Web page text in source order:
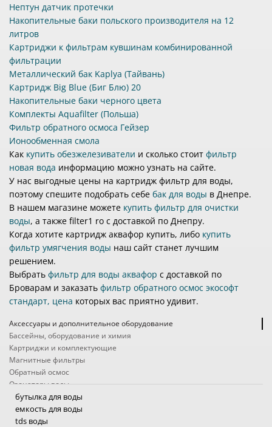
Нептун датчик протечки
Накопительные баки польского производителя на 12
литров
Картриджи к фильтрам кувшинам комбинированной
фильтрации
Металлический бак Kaplya (Тайвань)
Картридж Big Blue (Биг Блю) 20
Накопительные баки черного цвета
Комплекты Aquafilter (Польша)
Фильтр обратного осмоса Гейзер
Ионообменная смола
Как купить обезжелезиватели и сколько стоит фильтр
новая вода информацию можно узнать на сайте.
У нас выгодные цены на картридж фильтр для воды,
поэтому спешите подобрать себе бак для воды в Днепре.
В нашем магазине можете купить фильтр для очистки
воды, а также filter1 ro с доставкой по Днепру.
Когда хотите картридж аквафор купить, либо купить
фильтр умягчения воды наш сайт станет лучшим
решением.
Выбрать фильтр для воды аквафор с доставкой по
Броварам и заказать фильтр обратного осмос экософт
стандарт, цена которых вас приятно удивит.
Аксессуары и дополнительное оборудование
Бассейны, оборудование и химия
Картриджи и комплектующие
Магнитные фильтры
Обратный осмос
Озонаторы воды
Походные фильтры
Проточные фильтры
Системы защиты от протечек
бутылка для воды
емкость для воды
tds воды